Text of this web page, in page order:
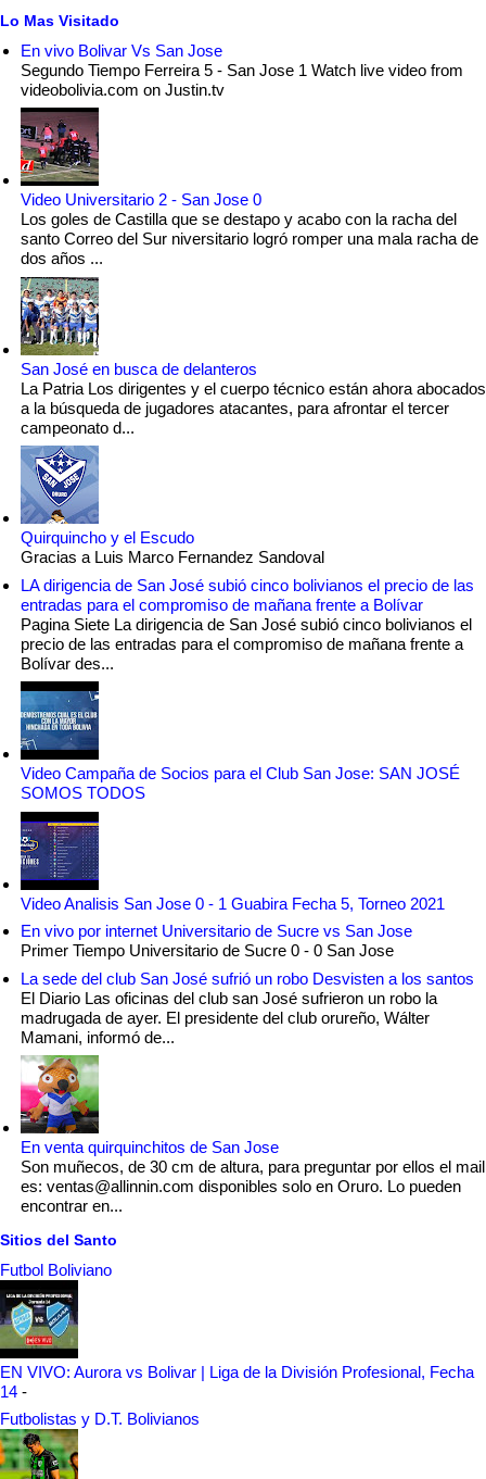
Lo Mas Visitado
En vivo Bolivar Vs San Jose
Segundo Tiempo Ferreira 5 - San Jose 1 Watch live video from
videobolivia.com on Justin.tv
Video Universitario 2 - San Jose 0
Los goles de Castilla que se destapo y acabo con la racha del
santo Correo del Sur niversitario logró romper una mala racha de
dos años ...
San José en busca de delanteros
La Patria Los dirigentes y el cuerpo técnico están ahora abocados
a la búsqueda de jugadores atacantes, para afrontar el tercer
campeonato d...
Quirquincho y el Escudo
Gracias a Luis Marco Fernandez Sandoval
LA dirigencia de San José subió cinco bolivianos el precio de las
entradas para el compromiso de mañana frente a Bolívar
Pagina Siete La dirigencia de San José subió cinco bolivianos el
precio de las entradas para el compromiso de mañana frente a
Bolívar des...
Video Campaña de Socios para el Club San Jose: SAN JOSÉ
SOMOS TODOS
Video Analisis San Jose 0 - 1 Guabira Fecha 5, Torneo 2021
En vivo por internet Universitario de Sucre vs San Jose
Primer Tiempo Universitario de Sucre 0 - 0 San Jose
La sede del club San José sufrió un robo Desvisten a los santos
El Diario Las oficinas del club san José sufrieron un robo la
madrugada de ayer. El presidente del club orureño, Wálter
Mamani, informó de...
En venta quirquinchitos de San Jose
Son muñecos, de 30 cm de altura, para preguntar por ellos el mail
es: ventas@allinnin.com disponibles solo en Oruro. Lo pueden
encontrar en...
Sitios del Santo
Futbol Boliviano
EN VIVO: Aurora vs Bolivar | Liga de la División Profesional, Fecha
14 -
Futbolistas y D.T. Bolivianos